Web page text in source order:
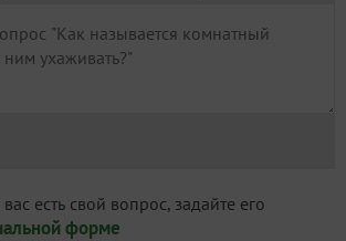
есть свой вопрос, задайте его
форме